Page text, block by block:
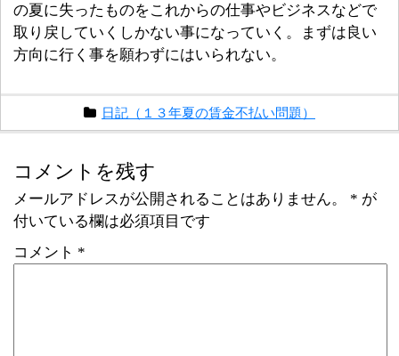
の夏に失ったものをこれからの仕事やビジネスなどで
取り戻していくしかない事になっていく。まずは良い
方向に行く事を願わずにはいられない。
日記（１３年夏の賃金不払い問題）
コメントを残す
メールアドレスが公開されることはありません。 * が
付いている欄は必須項目です
コメント *